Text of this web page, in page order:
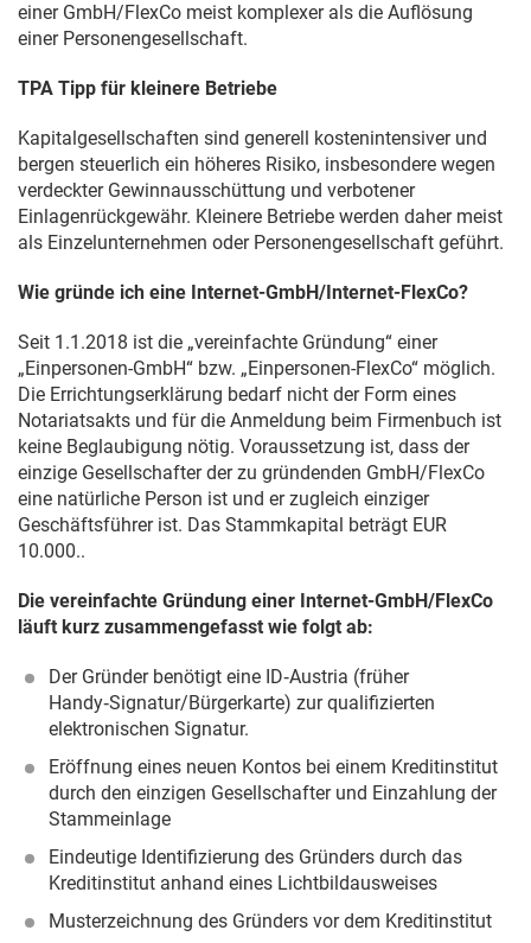
einer GmbH/FlexCo meist komplexer als die Auflösung
einer Personengesellschaft.
TPA Tipp für kleinere Betriebe
Kapitalgesellschaften sind generell kostenintensiver und
bergen steuerlich ein höheres Risiko, insbesondere wegen
verdeckter Gewinnausschüttung und verbotener
Einlagenrückgewähr. Kleinere Betriebe werden daher meist
als Einzelunternehmen oder Personengesellschaft geführt.
Wie gründe ich eine Internet-GmbH/Internet-FlexCo?
Seit 1.1.2018 ist die „vereinfachte Gründung“ einer
„Einpersonen-GmbH“ bzw. „Einpersonen-FlexCo“ möglich.
Die Errichtungserklärung bedarf nicht der Form eines
Notariatsakts und für die Anmeldung beim Firmenbuch ist
keine Beglaubigung nötig. Voraussetzung ist, dass der
einzige Gesellschafter der zu gründenden GmbH/FlexCo
eine natürliche Person ist und er zugleich einziger
Geschäftsführer ist. Das Stammkapital beträgt EUR
10.000..
Die vereinfachte Gründung einer Internet-GmbH/FlexCo
läuft kurz zusammengefasst wie folgt ab:
Der Gründer benötigt eine ID‑Austria (früher
Handy‑Signatur/Bürgerkarte) zur qualifizierten
elektronischen Signatur.
Eröffnung eines neuen Kontos bei einem Kreditinstitut
durch den einzigen Gesellschafter und Einzahlung der
Stammeinlage
Eindeutige Identifizierung des Gründers durch das
Kreditinstitut anhand eines Lichtbildausweises
Musterzeichnung des Gründers vor dem Kreditinstitut